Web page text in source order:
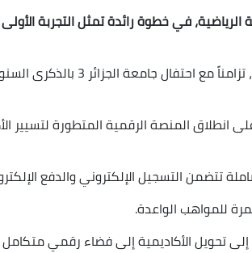
للأكاديمية الرياضية، في خطوة رائدة تمثل التجربة
أتى ذلك في بيان للجامعة المذكورة، اليوم السبت، تزامناً مع
انطلاق المنصة الرقمية المتطورة لتسيير
تتضمن التسجيل الإلكتروني والدفع
للمواهب الواعدة.